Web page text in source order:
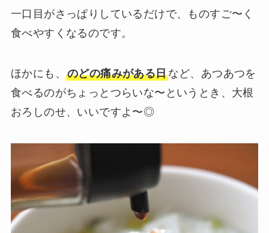
一口目がさっぱりしているだけで、ものすご〜く
食べやすくなるのです。
ほかにも、 のどの痛みがある日など、あつあつを
食べるのがちょっとつらいな〜というとき、大根
おろしのせ、いいですよ〜◎